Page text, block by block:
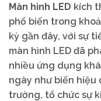
Màn hình LED kích
phổ biến trong
kỳ gần đây, với sự
màn hình LED đã
nhiều ứng dụng
ngày như biển hiệu
trường, tổ chức sự